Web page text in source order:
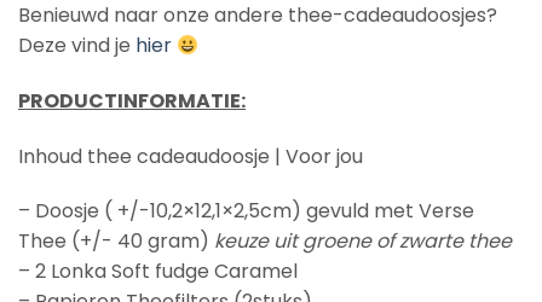
Benieuwd naar onze andere thee-cadeaudoosjes?
Deze vind je hier
PRODUCTINFORMATIE:
Inhoud thee cadeaudoosje | Voor jou
– Doosje ( +/-10,2×12,1×2,5cm) gevuld met Verse
Thee (+/- 40 gram) keuze uit groene of zwarte thee
– 2 Lonka Soft fudge Caramel